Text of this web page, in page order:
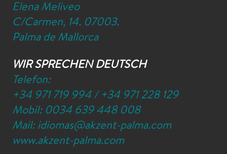
Elena Meliveo
C/Carmen, 14. 07003.
Palma de Mallorca
WIR SPRECHEN DEUTSCH
Telefon:
+34 971 719 994 / +34 971 228 129
Mobil: 0034 639 448 008
Mail: idiomas@akzent-palma.com
www.akzent-palma.com